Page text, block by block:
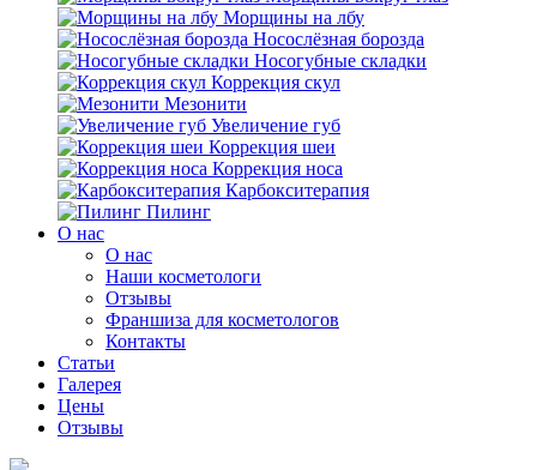
Морщины на лбу
Носослёзная борозда
Носогубные складки
Коррекция скул
Мезонити
Увеличение губ
Коррекция шеи
Коррекция носа
Карбокситерапия
Пилинг
O нас
O нас
Наши косметологи
Отзывы
Франшиза для косметологов
Контакты
Статьи
Галерея
Цены
Отзывы